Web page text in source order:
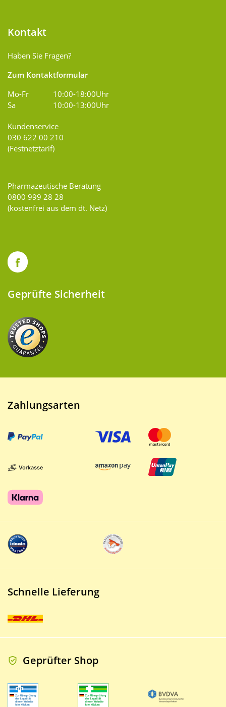
Kontakt
Haben Sie Fragen?
Zum Kontaktformular
Mo-Fr
10:00-18:00Uhr
Sa
10:00-13:00Uhr
Kundenservice
030 622 00 210
(Festnetztarif)
Pharmazeutische Beratung
0800 999 28 28
(kostenfrei aus dem dt. Netz)
Geprüfte Sicherheit
Zahlungsarten
Schnelle Lieferung
Geprüfter Shop